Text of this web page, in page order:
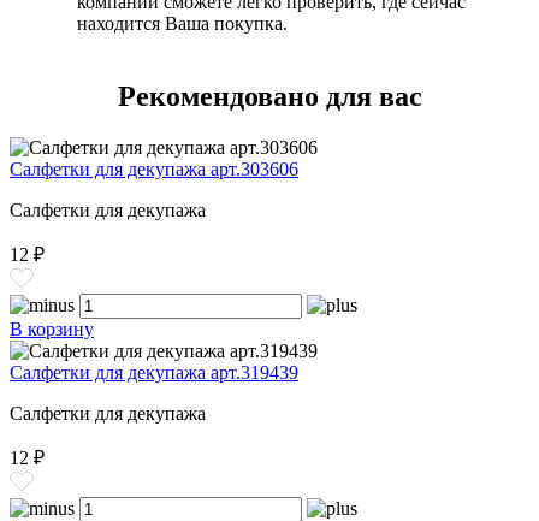
находится Ваша покупка.
Рекомендовано для вас
Салфетки для декупажа арт.303606
Салфетки для декупажа
12 ₽
В корзину
Салфетки для декупажа арт.319439
Салфетки для декупажа
12 ₽